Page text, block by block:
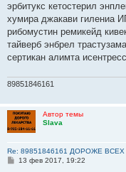
щ
е
и
е
эрбитукс кетостерил
хумира джакави гилениа
рибомустин ремикейд
тайверб энбрел
сертикан алимта
89851846161
Автор темы
Slava
Re: 89851846161 ДОРОЖЕ
С13 фев 2017, 19:22